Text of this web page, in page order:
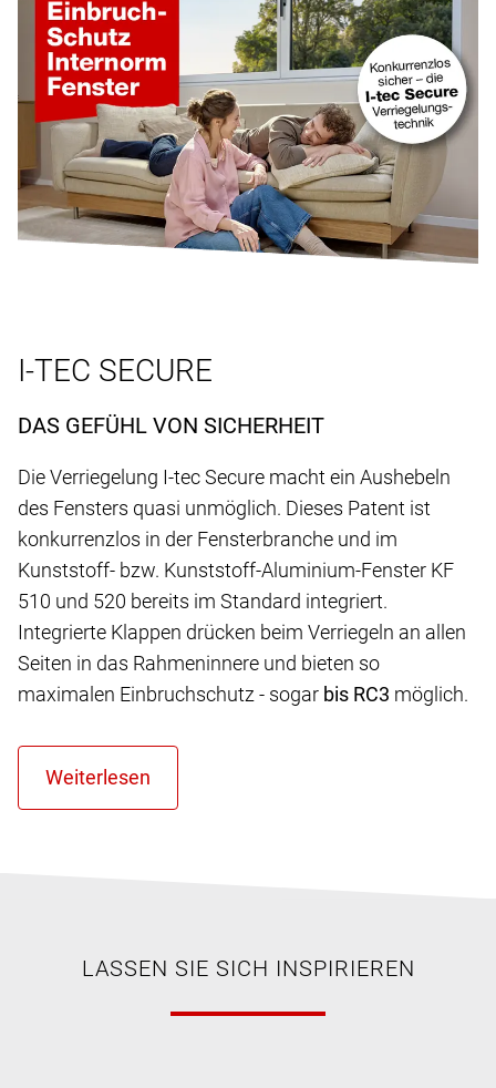
I-TEC SECURE
DAS GEFÜHL VON SICHERHEIT
Die Verriegelung I-tec Secure macht ein Aushebeln
des Fensters quasi unmöglich. Dieses Patent ist
konkurrenzlos in der Fensterbranche und im
Kunststoff- bzw. Kunststoff-Aluminium-Fenster KF
510 und 520 bereits im Standard integriert.
Integrierte Klappen drücken beim Verriegeln an allen
Seiten in das Rahmeninnere und bieten so
maximalen Einbruchschutz - sogar bis RC3 möglich.
LASSEN SIE SICH INSPIRIEREN